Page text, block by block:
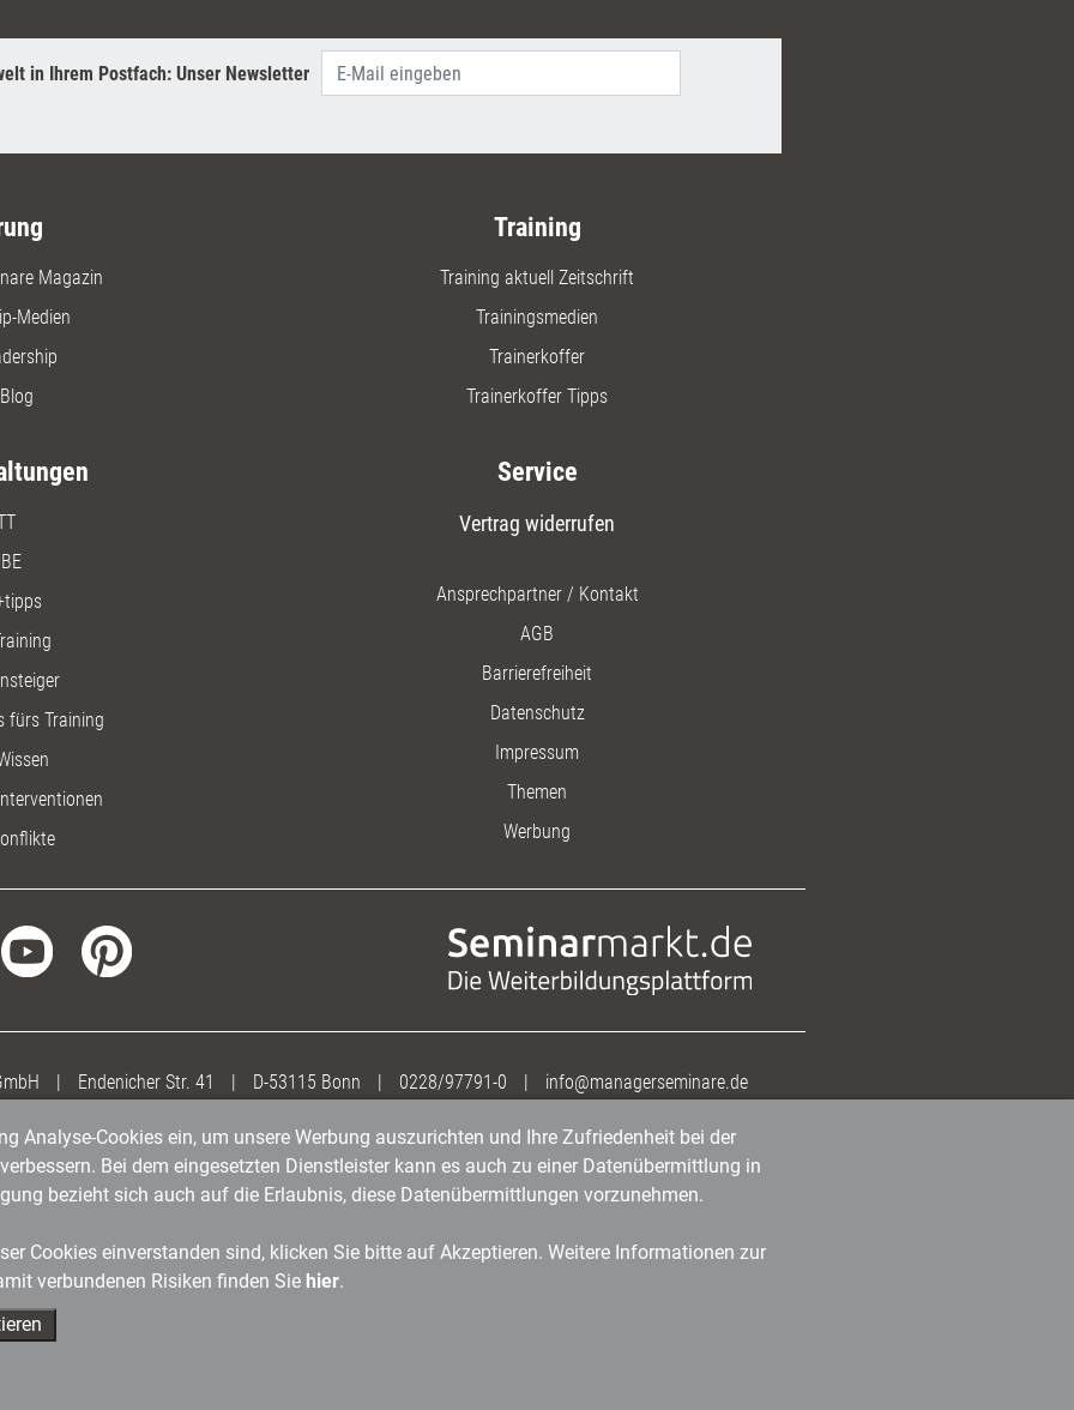
in Ihrem Postfach: Unser Newsletter
Magazin
Medien
Training
Training aktuell Zeitschrift
Trainingsmedien
Trainerkoffer
Trainerkoffer Tipps
fürs Training
Service
Vertrag widerrufen
Ansprechpartner / Kontakt
AGB
Barrierefreiheit
Datenschutz
Impressum
Themen
Werbung
| Endenicher Str. 41 | D-53115 Bonn | 0228/97791-0 | info@managerseminare.de
Analyse-Cookies ein, um unsere Werbung auszurichten und Ihre Zufriedenheit bei der
Bei dem eingesetzten Dienstleister kann es auch zu einer Datenübermittlung in
bezieht sich auch auf die Erlaubnis, diese Datenübermittlungen vorzunehmen.
Cookies einverstanden sind, klicken Sie bitte auf Akzeptieren. Weitere Informationen zur
verbundenen Risiken finden Sie hier.